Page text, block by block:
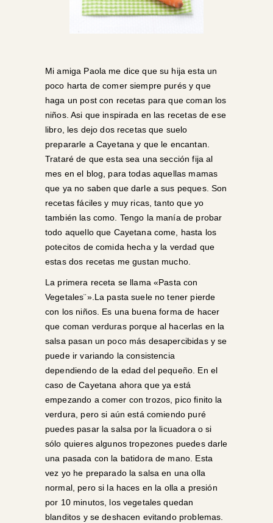
Mi amiga Paola me dice que su hija esta un
poco harta de comer siempre purés y que
haga un post con recetas para que coman los
niños. Asi que inspirada en las recetas de ese
libro, les dejo dos recetas que suelo
prepararle a Cayetana y que le encantan.
Trataré de que esta sea una sección fija al
mes en el blog, para todas aquellas mamas
que ya no saben que darle a sus peques. Son
recetas fáciles y muy ricas, tanto que yo
también las como. Tengo la manía de probar
todo aquello que Cayetana come, hasta los
potecitos de comida hecha y la verdad que
estas dos recetas me gustan mucho.
La primera receta se llama «Pasta con
Vegetales¨».La pasta suele no tener pierde
con los niños. Es una buena forma de hacer
que coman verduras porque al hacerlas en la
salsa pasan un poco más desapercibidas y se
puede ir variando la consistencia
dependiendo de la edad del pequeño. En el
caso de Cayetana ahora que ya está
empezando a comer con trozos, pico finito la
verdura, pero si aún está comiendo puré
puedes pasar la salsa por la licuadora o si
sólo quieres algunos tropezones puedes darle
una pasada con la batidora de mano. Esta
vez yo he preparado la salsa en una olla
normal, pero si la haces en la olla a presión
por 10 minutos, los vegetales quedan
blanditos y se deshacen evitando problemas.